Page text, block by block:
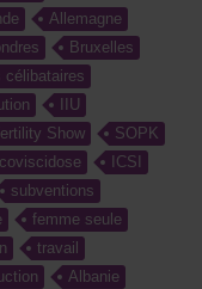
Allemagne
Bruxelles
célibataires
IIU
Show
SOPK
ICSI
subventions
femme seule
travail
Albanie